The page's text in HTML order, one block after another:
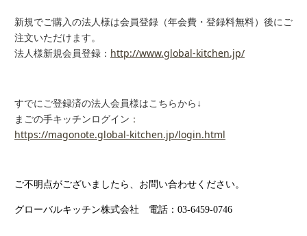
新規でご購入の法人様は会員登録（年会費・登録料無料）後にご
注文いただけます。
法人様新規会員登録： http://www.global-kitchen.jp/
すでにご登録済の法人会員様はこちらから ↓
まごの手キッチンログイン ：
https://magonote.global-kitchen.jp/login.html
ご不明点がございましたら、お問い合わせください。
グローバルキッチン株式会社 電話： 03-6459-0746